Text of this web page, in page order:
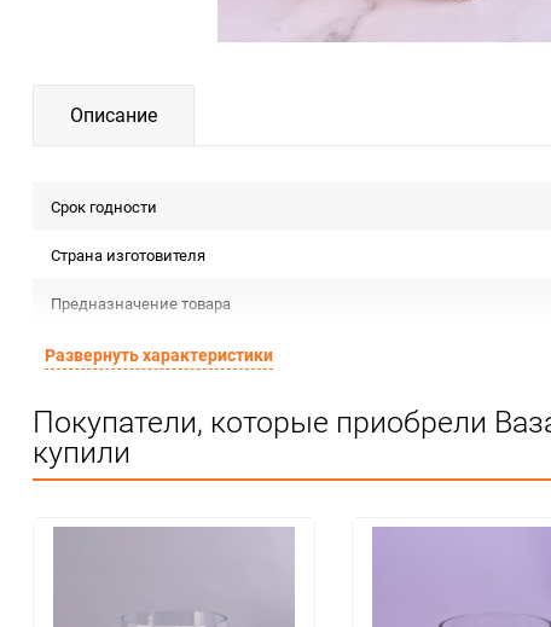
Описание
Срок годности
Страна изготовителя
Предназначение товара
Сертификация
Минимальное количество
Развернуть характеристики
Покупатели, которые приобрели
купили